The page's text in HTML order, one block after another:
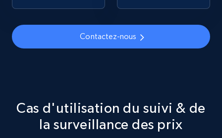
Contactez-nous
Cas d'utilisation du suivi & de
la surveillance des prix